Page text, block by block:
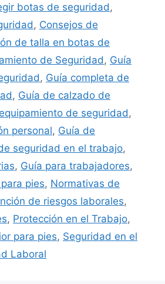
botas de seguridad ,
, Consejos de
de talla en botas de
de Seguridad , Guía
, Guía completa de
, Guía de calzado de
de seguridad,
personal, Guía de
seguridad en el trabajo,
, Guía para trabajadores,
pies, Normativas de
de riesgos laborales,
, Protección en el Trabajo,
para pies, Seguridad en el
Laboral